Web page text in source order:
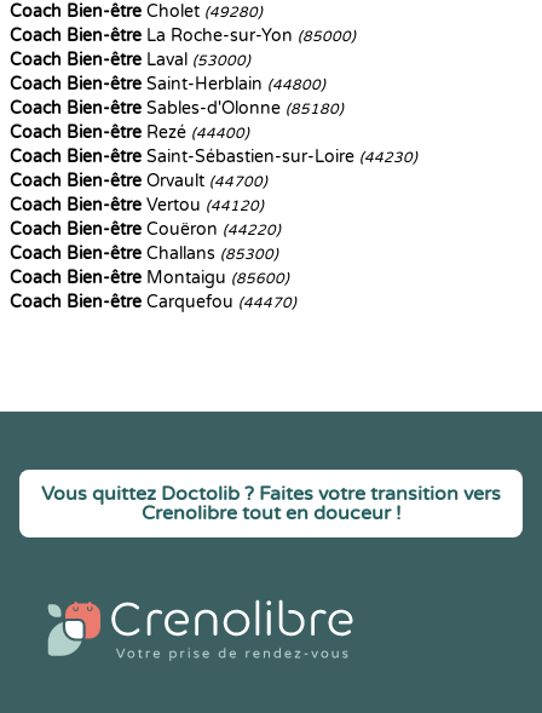
Coach Bien-être Cholet (49280)
Coach Bien-être La Roche-sur-Yon (85000)
Coach Bien-être Laval (53000)
Coach Bien-être Saint-Herblain (44800)
Coach Bien-être Sables-d'Olonne (85180)
Coach Bien-être Rezé (44400)
Coach Bien-être Saint-Sébastien-sur-Loire (44230)
Coach Bien-être Orvault (44700)
Coach Bien-être Vertou (44120)
Coach Bien-être Couëron (44220)
Coach Bien-être Challans (85300)
Coach Bien-être Montaigu (85600)
Coach Bien-être Carquefou (44470)
Vous quittez Doctolib ? Faites votre transition vers
Crenolibre tout en douceur !